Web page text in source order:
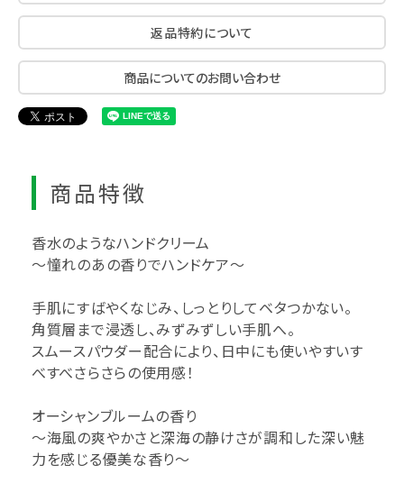
返品特約について
商品についてのお問い合わせ
商品特徴
香水のようなハンドクリーム
～憧れのあの香りでハンドケア～
手肌にすばやくなじみ、しっとりしてベタつかない。
角質層まで浸透し、みずみずしい手肌へ。
スムースパウダー配合により、日中にも使いやすいす
べすべさらさらの使用感！
オーシャンブルームの香り
～海風の爽やかさと深海の静けさが調和した深い魅
力を感じる優美な香り～